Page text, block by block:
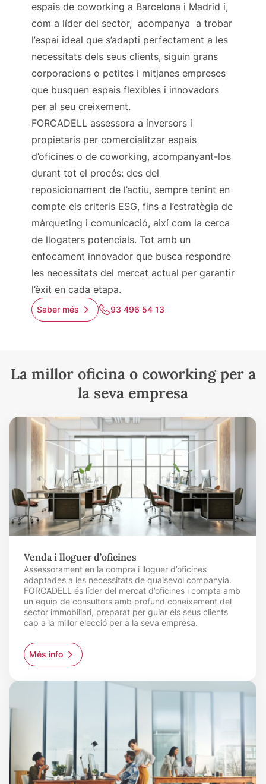
espais de coworking a Barcelona i Madrid i,
com a líder del sector, acompanya a trobar
l’espai ideal que s’adapti perfectament a les
necessitats dels seus clients, siguin grans
corporacions o petites i mitjanes empreses
que busquen espais flexibles i innovadors
per al seu creixement.
FORCADELL assessora a inversors i
propietaris per comercialitzar espais
d’oficines o de coworking, acompanyant-los
durant tot el procés: des del
reposicionament de l’actiu, sempre tenint en
compte els criteris ESG, fins a l’estratègia de
màrqueting i comunicació, així com la cerca
de llogaters potencials. Tot amb un
enfocament innovador que busca respondre
les necessitats del mercat actual per garantir
l’èxit en cada etapa.
Saber més 93 496 54 13
La millor oficina o coworking per a
la seva empresa
Venda i lloguer d’oficines
Assessorament en la compra i lloguer d’oficines
adaptades a les necessitats de qualsevol companyia.
FORCADELL és líder del mercat d’oficines i compta amb
un equip de consultors amb profund coneixement del
sector immobiliari, preparat per guiar els seus clients
cap a la millor elecció per a la seva empresa.
Més info